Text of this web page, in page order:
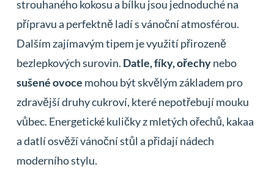
strouhaného kokosu a bílku jsou jednoduché na
přípravu a perfektně ladí s vánoční atmosférou.
Dalším zajímavým tipem je využití přirozeně
bezlepkových surovin. Datle, fíky, ořechynebo
sušené ovoce mohou být skvělým základem pro
zdravější druhy cukroví, které nepotřebují mouku
vůbec. Energetické kuličky z mletých ořechů, kakaa
a datlí osvěží vánoční stůl a přidají nádech
moderního stylu.